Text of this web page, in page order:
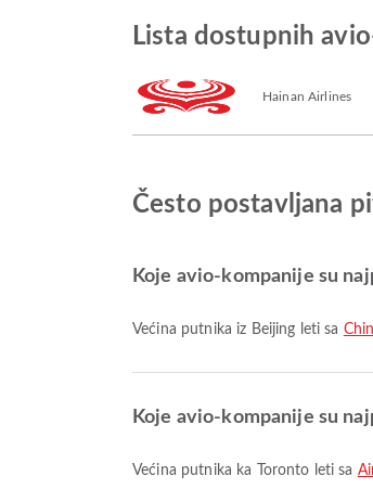
Lista dostupnih
Hainan Airlines
Često postavljana
Koje avio-kompanije su
Većina putnika iz Beijing leti sa
Koje avio-kompanije su
Većina putnika ka Toronto leti sa